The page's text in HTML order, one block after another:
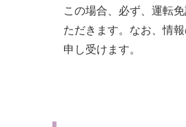
この場合、必ず、運転
ただきます。なお、情
申し受けます。